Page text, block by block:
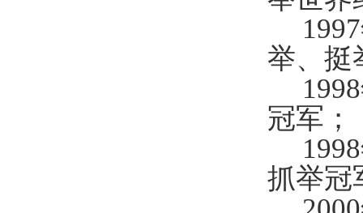
举、挺
冠军；
抓举冠